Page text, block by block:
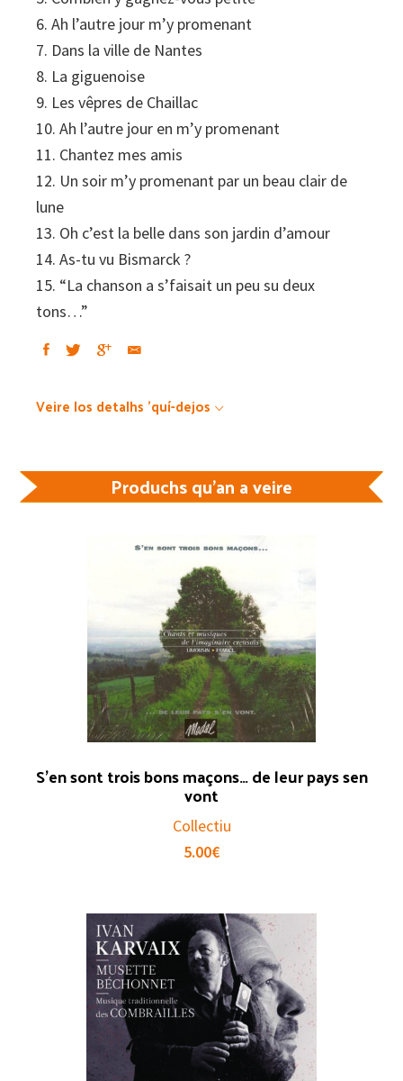
6. Ah l’autre jour m’y promenant
7. Dans la ville de Nantes
8. La giguenoise
9. Les vêpres de Chaillac
10. Ah l’autre jour en m’y promenant
11. Chantez mes amis
12. Un soir m’y promenant par un beau clair de
lune
13. Oh c’est la belle dans son jardin d’amour
14. As-tu vu Bismarck ?
15. “La chanson a s’faisait un peu su deux
tons…”
Veire los detalhs 'quí-dejos
Produchs qu'an a veire
S’en sont trois bons maçons… de leur pays sen
vont
Collectiu
5.00€